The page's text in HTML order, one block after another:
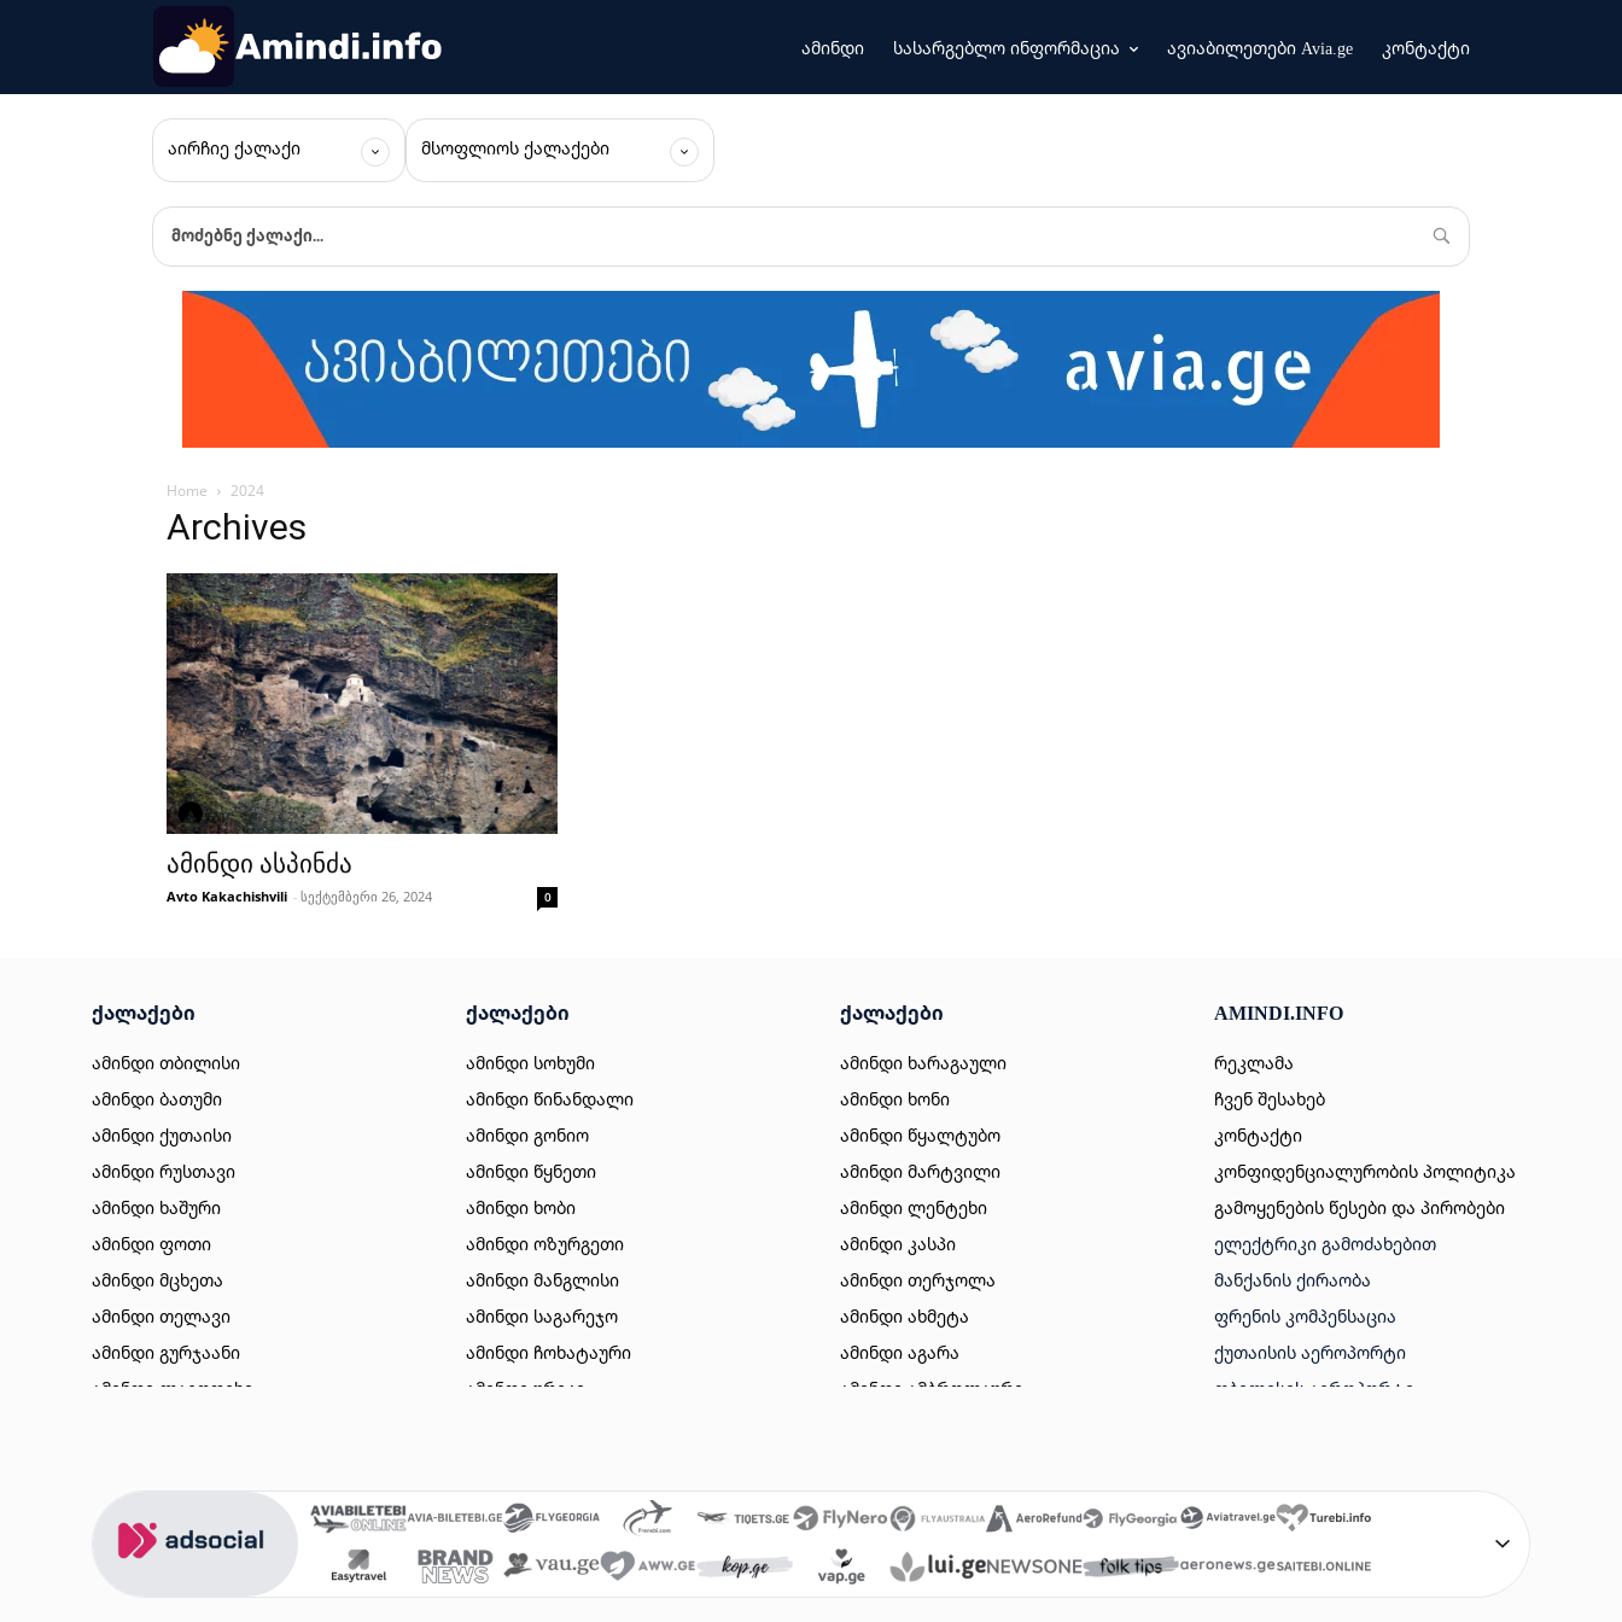
ამინდი სასარგებლო ინფორმაცია ავიაბილეთები Avia.ge კონტაქტი
ᲐᲘᲠᲩᲘᲔ ᲥᲐᲚᲐᲥᲘ ᲛᲡᲝᲤᲚᲘᲝᲡ ᲥᲐᲚᲐᲥᲔᲑᲘ
მოძებნე ქალაქი...
Home 2024
Archives
ამინდი ასპინძა
Avto Kakachishvili - სექტემბერი 26, 2024 0
ქალაქები
ამინდი თბილისი
ამინდი ბათუმი
ამინდი ქუთაისი
ამინდი რუსთავი
ამინდი ხაშური
ამინდი ფოთი
ამინდი მცხეთა
ამინდი თელავი
ამინდი გურჯაანი
ამინდი ლაგოდეხი
ამინდი აბასთუმანი
ამინდი მესტია
ქალაქები
ამინდი სოხუმი
ამინდი წინანდალი
ამინდი გონიო
ამინდი წყნეთი
ამინდი ხობი
ამინდი ოზურგეთი
ამინდი მანგლისი
ამინდი საგარეჯო
ამინდი ჩოხატაური
ამინდი ურეკი
ამინდი გორი
ამინდი ბაკურიანი
ამინდი თიანეთი
ქალაქები
ამინდი ხარაგაული
ამინდი ხონი
ამინდი წყალტუბო
ამინდი მარტვილი
ამინდი ლენტეხი
ამინდი კასპი
ამინდი თერჯოლა
ამინდი ახმეტა
ამინდი აგარა
ამინდი ამბროლაური
ამინდი ვანი
ამინდი მახინჯაური
ამინდი გარდაბანი
AMINDI.INFO
რეკლამა
ჩვენ შესახებ
კონტაქტი
კონფიდენციალურობის პოლიტიკა
გამოყენების წესები და პირობები
ᲔᲚᲔᲥᲢᲠᲘᲙᲘ ᲒᲐᲛᲝᲫᲐᲮᲔᲑᲘᲗ
ᲛᲐᲜᲥᲐᲜᲘᲡ ᲥᲘᲠᲐᲝᲑᲐ
ᲤᲠᲔᲜᲘᲡ ᲙᲝᲛᲞᲔᲜᲡᲐᲪᲘᲐ
ᲥᲣᲗᲐᲘᲡᲘᲡ ᲐᲔᲠᲝᲞᲝᲠᲢᲘ
ᲗᲑᲘᲚᲘᲡᲘᲡ ᲐᲔᲠᲝᲞᲝᲠᲢᲘ
ᲢᲣᲠᲔᲑᲘ
ᲤᲠᲔᲜᲔᲑᲘ ᲘᲐᲤᲐᲓ
SAITEBI GE